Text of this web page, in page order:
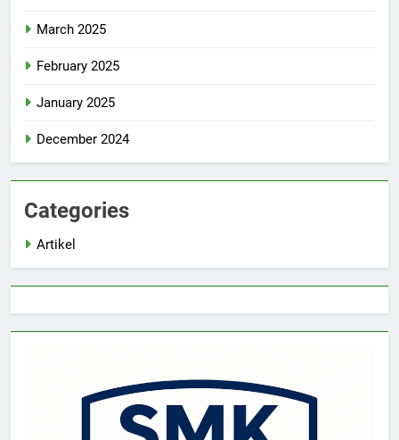
March 2025
February 2025
January 2025
December 2024
Categories
Artikel